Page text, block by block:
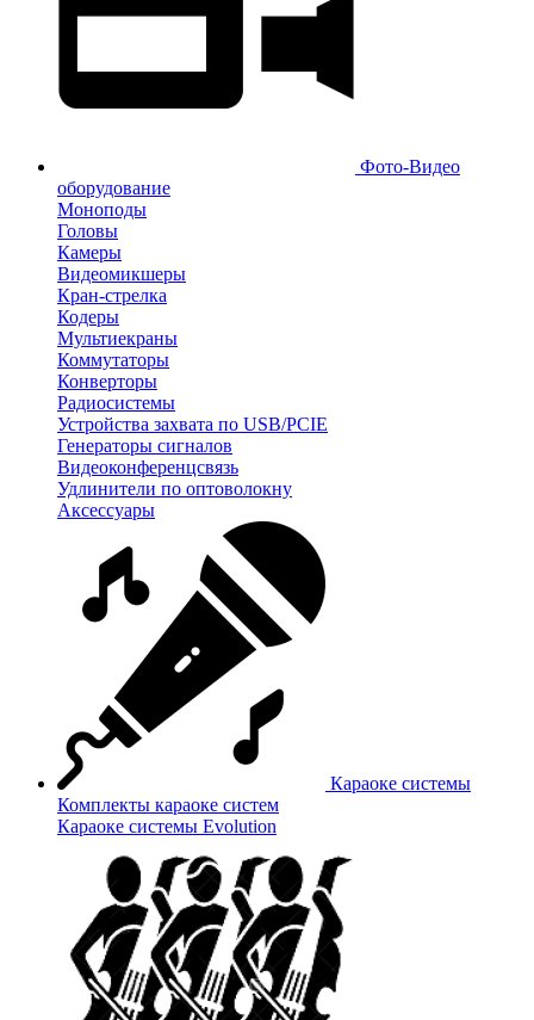
Фото-Видео
оборудование
Моноподы
Головы
Камеры
Видеомикшеры
Кран-стрелка
Кодеры
Мультиекраны
Коммутаторы
Конверторы
Радиосистемы
Устройства захвата по USB/PCIE
Генераторы сигналов
Видеоконференцсвязь
Удлинители по оптоволокну
Аксессуары
Караоке системы
Комплекты караоке систем
Караоке системы Evolution